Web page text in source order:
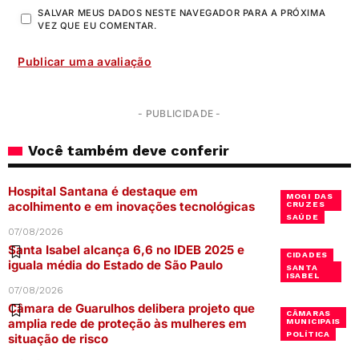
SALVAR MEUS DADOS NESTE NAVEGADOR PARA A PRÓXIMA
VEZ QUE EU COMENTAR.
- PUBLICIDADE -
Você também deve conferir
MOGI DAS
CRUZES
SAÚDE
Hospital Santana é destaque em
acolhimento e em inovações tecnológicas
07/08/2026
CIDADES
SANTA
ISABEL
Santa Isabel alcança 6,6 no IDEB 2025 e
iguala média do Estado de São Paulo
07/08/2026
CÂMARAS
MUNICIPAIS
POLÍTICA
Câmara de Guarulhos delibera projeto que
amplia rede de proteção às mulheres em
situação de risco